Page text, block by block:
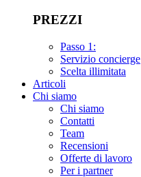
PREZZI
Passo 1:
Servizio concierge
Scelta illimitata
Articoli
Chi siamo
Chi siamo
Contatti
Team
Recensioni
Offerte di lavoro
Per i partner